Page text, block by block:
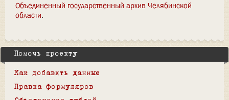
Объединенный государственный архив Челябинской
области
Помочь проекту
Как добавить данные
Правка формуляров